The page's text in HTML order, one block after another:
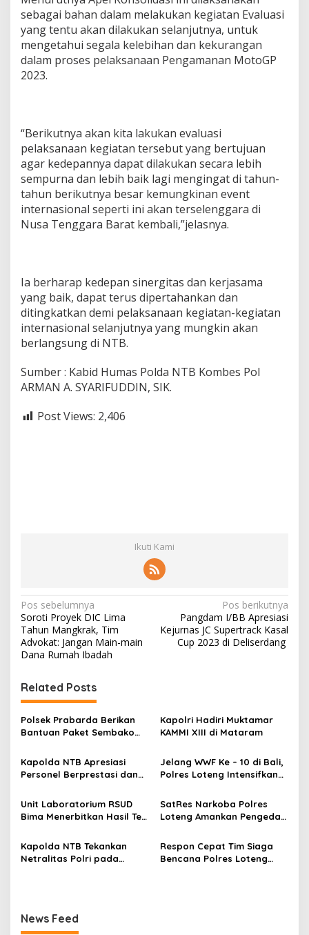
sebagai bahan dalam melakukan kegiatan Evaluasi
yang tentu akan dilakukan selanjutnya, untuk
mengetahui segala kelebihan dan kekurangan
dalam proses pelaksanaan Pengamanan MotoGP
2023.
“Berikutnya akan kita lakukan evaluasi
pelaksanaan kegiatan tersebut yang bertujuan
agar kedepannya dapat dilakukan secara lebih
sempurna dan lebih baik lagi mengingat di tahun-
tahun berikutnya besar kemungkinan event
internasional seperti ini akan terselenggara di
Nusa Tenggara Barat kembali,”jelasnya.
Ia berharap kedepan sinergitas dan kerjasama
yang baik, dapat terus dipertahankan dan
ditingkatkan demi pelaksanaan kegiatan-kegiatan
internasional selanjutnya yang mungkin akan
berlangsung di NTB.
Sumber : Kabid Humas Polda NTB Kombes Pol
ARMAN A. SYARIFUDDIN, SIK.
Post Views: 2,406
Ikuti Kami
N
a
v
i
g
a
s
i
p
o
s
Pos sebelumnya
Soroti Proyek DIC Lima
Tahun Mangkrak, Tim
Advokat: Jangan Main-main
Dana Rumah Ibadah
Pos berikutnya
Pangdam I/BB Apresiasi
Kejurnas JC Supertrack Kasal
Cup 2023 di Deliserdang
Related Posts
Polsek Prabarda Berikan
Bantuan Paket Sembako
Gratis Bagi Lansia
Kapolri Hadiri Muktamar
KAMMI XIII di Mataram
Kapolda NTB Apresiasi
Personel Berprestasi dan
Nakal
Jelang WWF Ke – 10 di Bali,
Polres Loteng Intensifkan
Unit Laboratorium RSUD
Bima Menerbitkan Hasil Tes
Polres Bima Kota
Dinyatakan Negatif
SatRes Narkoba Polres
Loteng Amankan Pengedar
Kapolda NTB Tekankan
Netralitas Polri pada
Respon Cepat Tim Siaga
Bencana Polres Loteng
News Feed